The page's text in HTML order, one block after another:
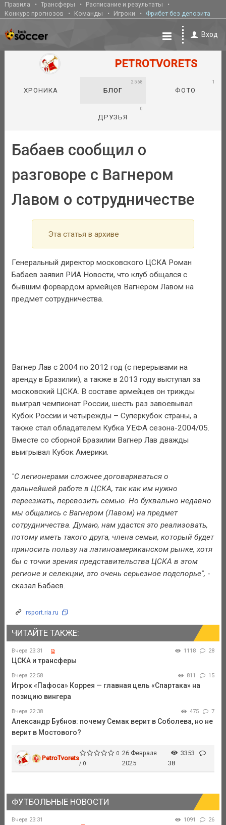
Правила Трансферы
Расписание и результаты
Конкурс прогнозов
Команды Игроки Фрибет без депозита
Вход
PETROTVORETS
ХРОНИКА БЛОГ
2568
ФОТО
1
ДРУЗЬЯ
0
Бабаев сообщил о
разговоре с Вагнером
Лавом о сотрудничестве
Эта статья в архиве
Генеральный директор московского ЦСКА Роман
Бабаев заявил РИА Новости, что клуб общался с
бывшим форвардом армейцев Вагнером Лавом на
предмет сотрудничества.
Вагнер Лав с 2004 по 2012 год (с перерывами на
аренду в Бразилии), а также в 2013 году выступал за
московский ЦСКА. В составе армейцев он трижды
выиграл чемпионат России, шесть раз завоевывал
Кубок России и четырежды – Суперкубок страны, а
также стал обладателем Кубка УЕФА сезона-2004/05.
Вместе со сборной Бразилии Вагнер Лав дважды
выигрывал Кубок Америки.
"С легионерами сложнее договариваться о
дальнейшей работе в ЦСКА, так как им нужно
переезжать, перевозить семью. Но буквально недавно
мы общались с Вагнером (Лавом) на предмет
сотрудничества. Думаю, нам удастся это реализовать,
потому иметь такого друга, члена семьи, который будет
приносить пользу на латиноамериканском рынке, хотя
бы с точки зрения представительства ЦСКА в этом
регионе и селекции, это очень серьезное подспорье", -
сказал Бабаев.
rsport.ria.ru
ЧИТАЙТЕ ТАКЖЕ:
Вчера 23:31 1118 28
ЦСКА и трансферы
Вчера 22:58 811 15
Игрок «Пафоса» Коррея — главная цель «Спартака» на
позицию вингера
Вчера 22:38 475 7
Александр Бубнов: почему Семак верит в Соболева, но не
верит в Мостового?
PetroTvorets
0
/ 0
26 Февраля
2025
3353
38
ФУТБОЛЬНЫЕ НОВОСТИ
Вчера 23:31 1091 26